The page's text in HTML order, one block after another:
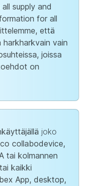
supply and
for all
että
vain
joissa
on
joko
collabodevice,
tai kolmannen
kaikki
App, desktop,